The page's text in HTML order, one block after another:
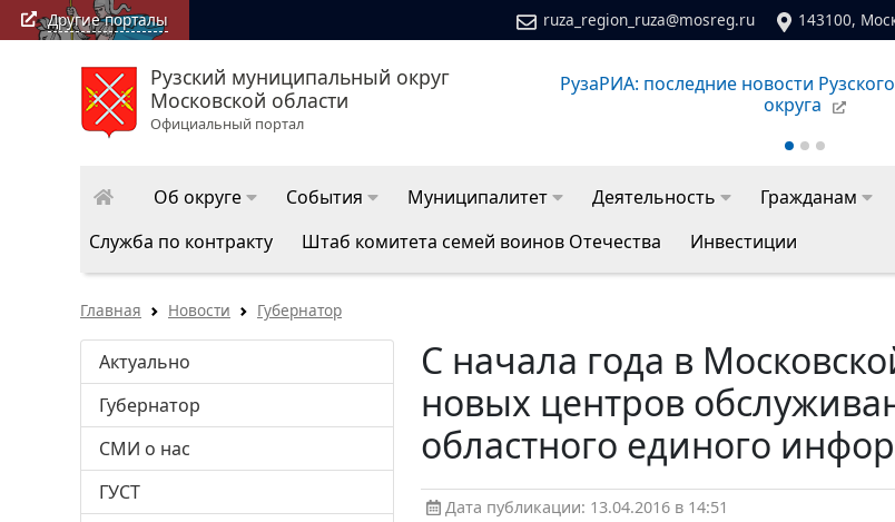
Другие порталы ruza_region_ruza@mosreg.ru 143100,
Рузский муниципальный округ
Московской области
Официальный портал
РузаРИА: последние новости Рузского муниципального
округа
Сайт молодежного центра Рузского
Об округе События Муниципалитет Деятельность Гражданам
Служба по контракту
Штаб комитета семей воинов Отечества Инвестиции
Главная Новости Губернатор
Актуально
Губернатор
СМИ о нас
ГУСТ
С начала года в
новых центров
областного единого
Дата публикации: 13.04.2016 в 14:51